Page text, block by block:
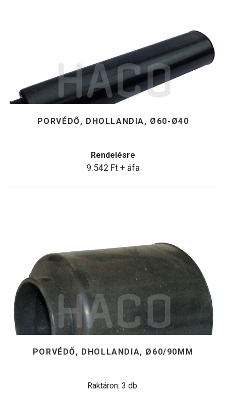
PORVÉDŐ, DHOLLANDIA, Ø60-Ø40
Rendelésre
9.542 Ft + áfa
PORVÉDŐ, DHOLLANDIA, Ø60/90MM
Raktáron: 3 db.